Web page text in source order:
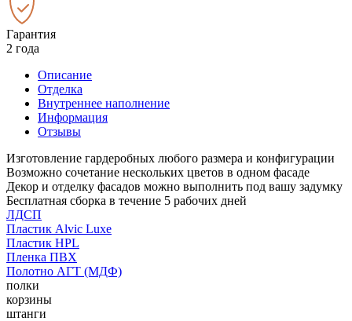
Гарантия
2 года
Описание
Отделка
Внутреннее наполнение
Информация
Отзывы
Изготовление гардеробных любого размера и конфигурации
Возможно сочетание нескольких цветов в одном фасаде
Декор и отделку фасадов можно выполнить под вашу задумку
Бесплатная сборка в течение 5 рабочих дней
ЛДСП
Пластик Alvic Luxe
Пластик HPL
Пленка ПВХ
Полотно АГТ (МДФ)
полки
корзины
штанги